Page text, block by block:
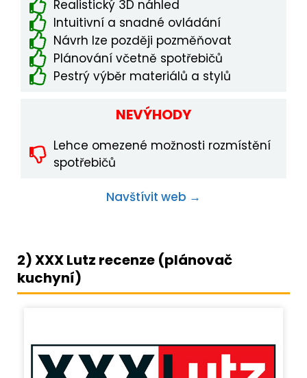
Realistický 3D náhled
Intuitivní a snadné ovládání
Návrh lze později pozměňovat
Plánování včetně spotřebičů
Pestrý výběr materiálů a stylů
NEVÝHODY
Lehce omezené možnosti rozmístění
spotřebičů
Navštívit web →
2) XXX Lutz recenze (plánovač
kuchyní)